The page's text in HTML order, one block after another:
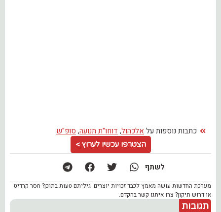
כתבות נוספות על אלכהול, דוחו"ת תנועה, סופ"ש
הצטרפו עכשיו לערוץ >
לשתף
מערכת החדשות עושה מאמץ לכבד זכויות יוצרים. גיליתם טעות בתוכן? חסר קרדיט
או דרוש תיקון? צרו איתנו קשר בהקדם.
תגובות